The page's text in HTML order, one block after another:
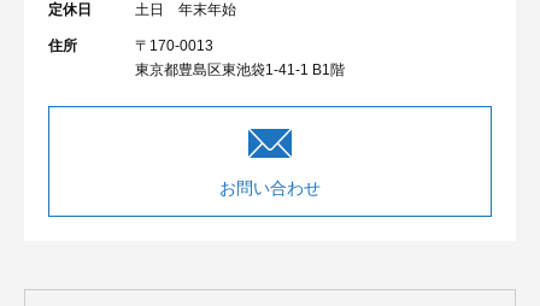
定休日 土日 年末年始
住所
〒170-0013
東京都豊島区東池袋1-41-1 B1階
お問い合わせ